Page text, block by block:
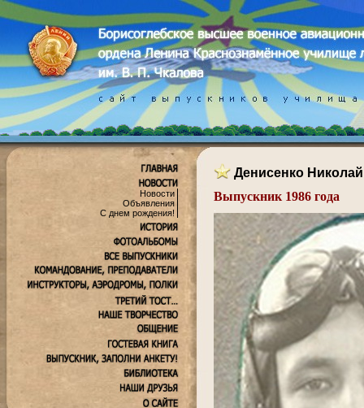
Новости
Объявления
С днем рождения!
Денисенко
Выпускник 1986 года